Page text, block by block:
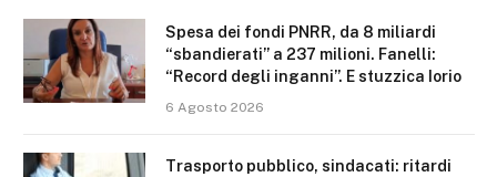
Spesa dei fondi PNRR, da 8 miliardi
“sbandierati” a 237 milioni. Fanelli:
“Record degli inganni”. E stuzzica Iorio
6 Agosto 2026
Trasporto pubblico, sindacati: ritardi